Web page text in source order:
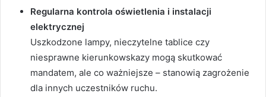
Regularna kontrola oświetlenia i instalacji
elektrycznej
Uszkodzone lampy, nieczytelne tablice czy
niesprawne kierunkowskazy mogą skutkować
mandatem, ale co ważniejsze – stanowią zagrożenie
dla innych uczestników ruchu.